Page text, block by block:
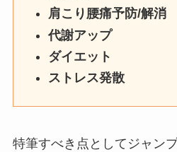
肩こり腰痛予防/解消
代謝アップ
ダイエット
ストレス発散
特筆すべき点としてジャン